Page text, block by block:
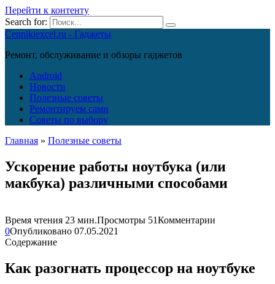
Перейти к контенту
Search for:
Cennikiexcel.ru - Гаджеты
Ремонт, обслуживание и обзоры гаджетов
Android
Новости
Полезные советы
Ремонтируем сами
Советы по выбору
Главная » Полезные советы
Ускорение работы ноутбука (или
макбука) различными способами
Время чтения 23 мин.Просмотры 51Комментарии
0Опубликовано 07.05.2021
Содержание
Как разогнать процессор на ноутбуке